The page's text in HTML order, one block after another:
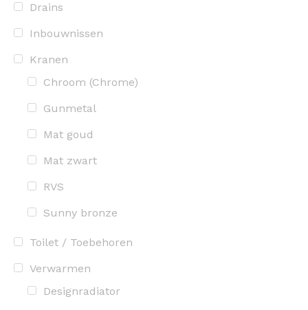
Drains
Inbouwnissen
Kranen
Chroom (Chrome)
Gunmetal
Mat goud
Mat zwart
RVS
Sunny bronze
Toilet / Toebehoren
Verwarmen
Designradiator